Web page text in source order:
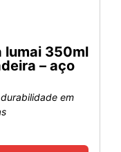
lumai 350ml
– aço
em